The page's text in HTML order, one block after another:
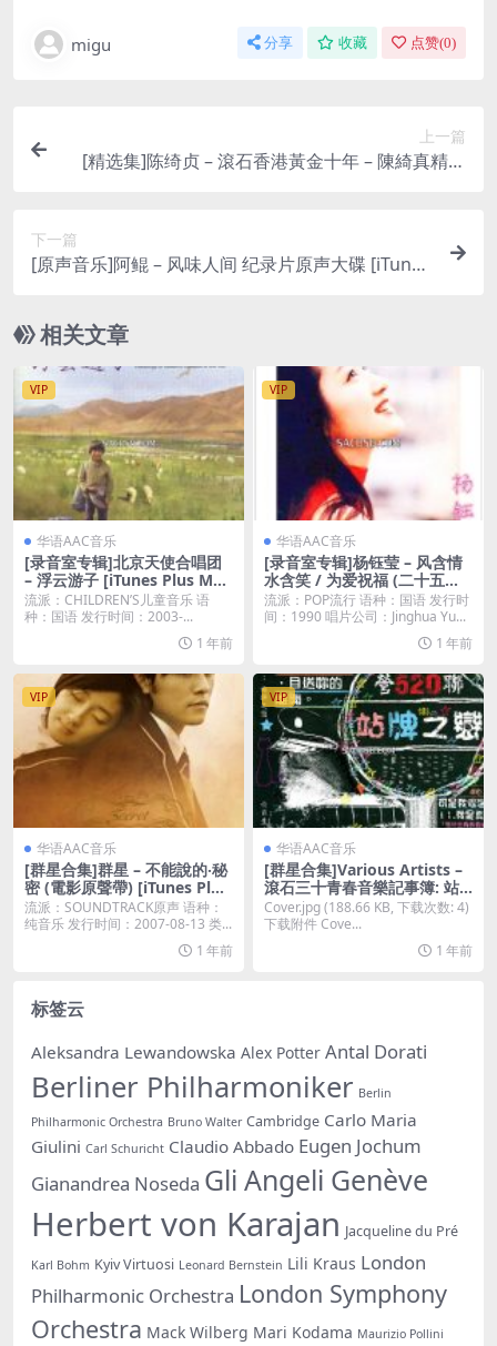
migu 分享 收藏 点赞(0)
上一篇
[精选集]陈绮贞 – 滾石香港黃金十年 – 陳綺真精選
下一篇
[原声音乐]阿鲲 – 风味人间 纪录片原声大碟 [iTunes
相关文章
VIP
华语AAC音乐
[录音室专辑]北京天使合唱团
– 浮云游子 [iTunes Plus M4
A]
流派：CHILDREN’S儿童音乐 语
种：国语 发行时间：2003-...
1 年前
VIP
华语AAC音乐
[录音室专辑]杨钰莹 – 风含情
水含笑 / 为爱祝福 (二十五周
年纪念版) [iTunes Plus M4A]
流派：POP流行 语种：国语 发行时
间：1990 唱片公司：Jinghua Yu...
1 年前
VIP
华语AAC音乐
[群星合集]群星 – 不能說的‧秘
密 (電影原聲帶) [iTunes Plus
M4A]
流派：SOUNDTRACK原声 语种：
纯音乐 发行时间：2007-08-13 类...
1 年前
VIP
华语AAC音乐
[群星合集]Various Artists –
滾石三十青春音樂記事簿: 站
牌之戀 [iTunes Plus M4A]
Cover.jpg (188.66 KB, 下载次数: 4)
下载附件 Cove...
1 年前
标签云
Aleksandra Lewandowska Alex Potter Antal Dorati
Berliner Philharmoniker Berlin
Philharmonic Orchestra Bruno Walter Cambridge Carlo Maria
Giulini Carl Schuricht Claudio Abbado Eugen Jochum
Gianandrea Noseda Gli Angeli Genève
Herbert von Karajan Jacqueline du Pré
Karl Bohm Kyiv Virtuosi Leonard Bernstein Lili Kraus London
Philharmonic Orchestra London Symphony
Orchestra Mack Wilberg Mari Kodama Maurizio Pollini